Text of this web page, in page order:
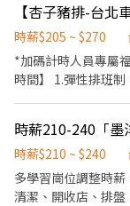
行政事務、協助各
到、維持隊伍秩序。
薪資發放： 次月10
生） 資格要求： 1. 具備良好溝通與臨場應對能力。 2. 喜愛與人群互
動、具備服務熱忱
時薪$205 ~ $270
*加碼計時人員專屬福
時間】 1.彈性排班
測量食材的容量與重量
1、餐桌佈置及整潔
需求與提供建議 4、
潔門市環境與餐具保
時薪$210 ~ $240
多學習崗位調整時
清潔、開收店、排盤